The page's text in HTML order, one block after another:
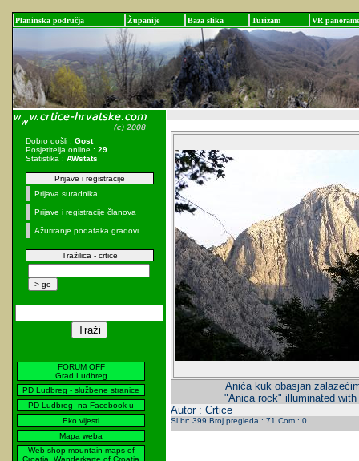
Planinska područja Županije Baza slika Turizam VR panorame
Dobro došli : Gost
Posjetitelja online : 29
Statistika : AWstats
Prijave i registracije
Prijava suradnika
Prijave i registracije članova
Ažuriranje podataka gradovi
Tražilica - crtice
FORUM OFF
Grad Ludbreg
PD Ludbreg - službene stranice
PD Ludbreg- na Facebook-u
Eko vijesti
Mapa weba
Web shop mountain maps of
Croatia, Wanderkarte of Croatia
Anića kuk obasjan
"Anica rock" illuminated
Autor : Crtice
Sl.br: 399 Broj pregleda : 71 Com : 0